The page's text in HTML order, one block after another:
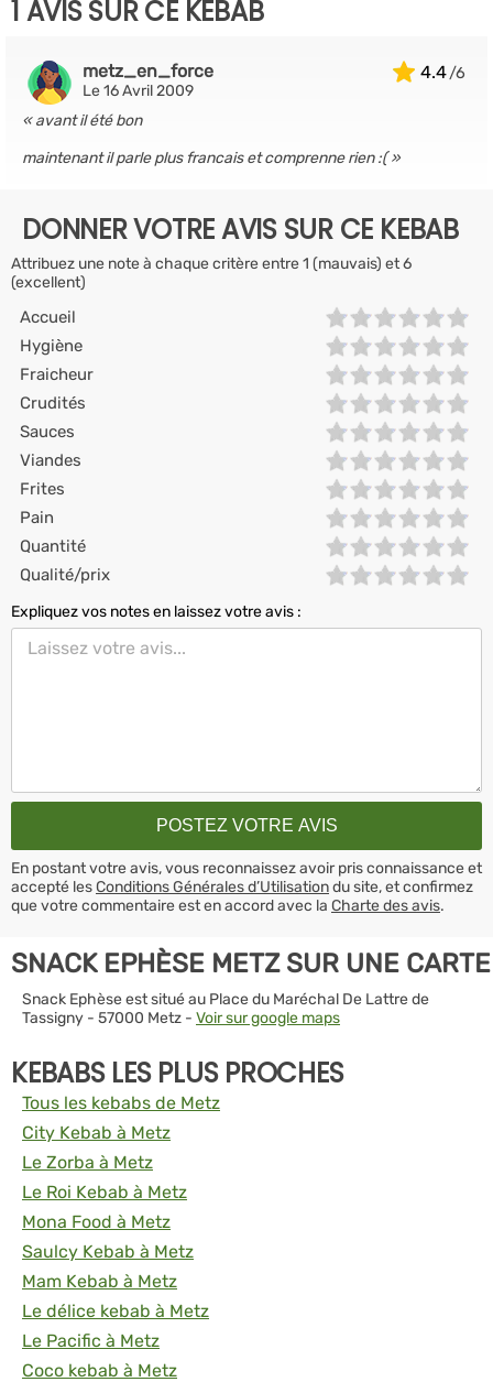
1 AVIS SUR CE KEBAB
4.4
metz_en_force
Le 16 Avril 2009
avant il été bon
maintenant il parle plus francais et comprenne rien :(
DONNER VOTRE AVIS SUR CE KEBAB
Attribuez une note à chaque critère entre 1 (mauvais) et 6
(excellent)
Accueil
Hygiène
Fraicheur
Crudités
Sauces
Viandes
Frites
Pain
Quantité
Qualité/prix
Expliquez vos notes en laissez votre avis :
En postant votre avis, vous reconnaissez avoir pris connaissance et
accepté lesConditions Générales d’Utilisationdu site, et confirmez
que votre commentaire est en accord avec la Charte des avis.
SNACK EPHÈSE METZ SUR UNE CARTE
Snack Ephèse est situé au Place du Maréchal De Lattre de
Tassigny - 57000 Metz - Voir sur google maps
KEBABS LES PLUS PROCHES
Tous les kebabs de Metz
City Kebab à Metz
Le Zorba à Metz
Le Roi Kebab à Metz
Mona Food à Metz
Saulcy Kebab à Metz
Mam Kebab à Metz
Le délice kebab à Metz
Le Pacific à Metz
Coco kebab à Metz